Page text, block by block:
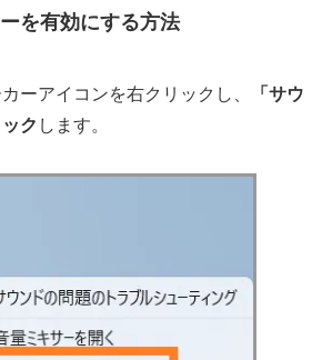
を有効にする方法
ーアイコンを右クリックし、
「サウ
ク します。